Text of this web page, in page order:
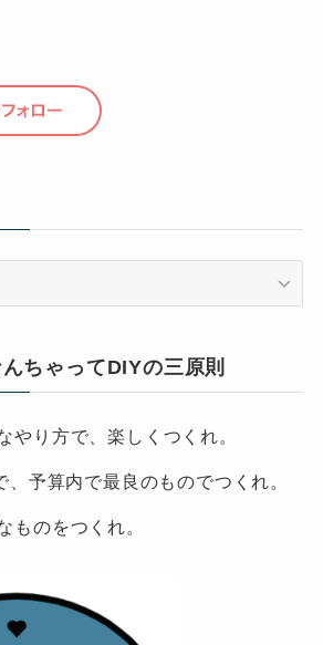
ちゃってDIYの三原則
り方で、楽しくつくれ。
予算内で最良のものでつくれ。
のをつくれ。